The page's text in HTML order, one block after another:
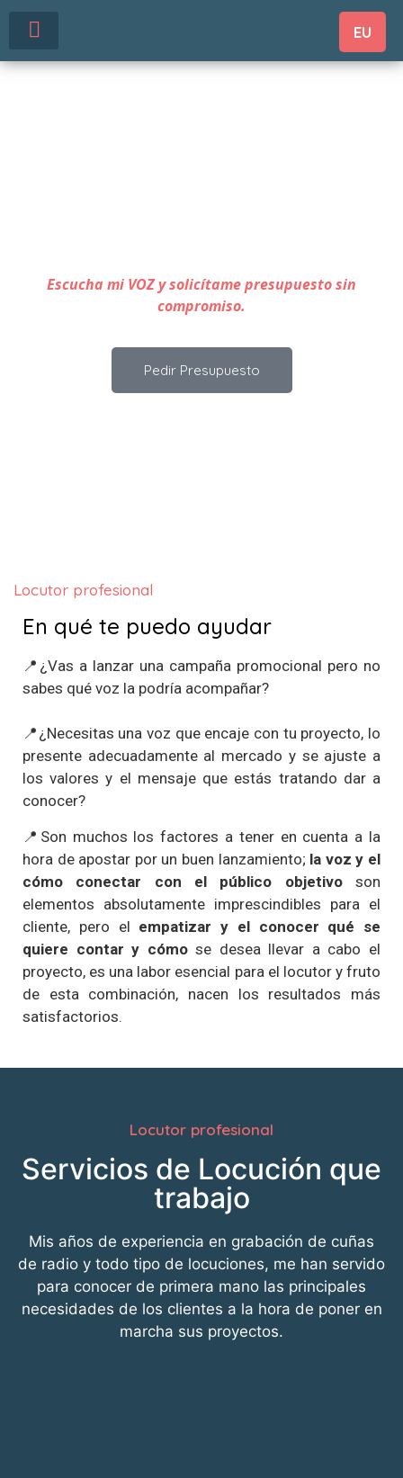
EU
Escucha mi VOZ y solicítame presupuesto sin
compromiso.
Pedir Presupuesto
Locutor profesional
En qué te puedo ayudar
📍¿Vas a lanzar una campaña promocional pero no
sabes qué voz la podría acompañar?
📍¿Necesitas una voz que encaje con tu proyecto, lo
presente adecuadamente al mercado y se ajuste a
los valores y el mensaje que estás tratando dar a
conocer?
📍Son muchos los factores a tener en cuenta a la
hora de apostar por un buen lanzamiento; la voz y el
cómo conectar con el público objetivoson
elementos absolutamente imprescindibles para el
cliente, pero el empatizar y el conocer qué se
quiere contar y cómose desea llevar a cabo el
proyecto, es una labor esencial para el locutor y fruto
de esta combinación, nacen los resultados más
satisfactorios.
Locutor profesional
Servicios de Locución que
trabajo
Mis años de experiencia en grabación de cuñas
de radio y todo tipo de locuciones, me han servido
para conocer de primera mano las principales
necesidades de los clientes a la hora de poner en
marcha sus proyectos.